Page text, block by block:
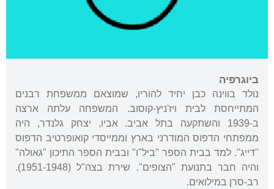
ביוגרפיה
נולד בווינה כבן יחיד להוריו, שמוצאם ממשפחת רבנים
המתייחסת לבית ויז'ניץ-קוסוב. המשפחה עלתה ארצה
ב-1939 והשתקעה בתל אביב. אביו, יצחק גלנדר, היה
ממפתחי הדפוס המודרני בארץ וממייסדי קואופרטיב הדפוס
"דייג". למד בבית הספר "ביל"ו" ובבית הספר התיכון "גאולה"
והיה חבר בתנועת "הצופים". שירת בצה"ל (1951-1948).
רב-סרן במילואים.